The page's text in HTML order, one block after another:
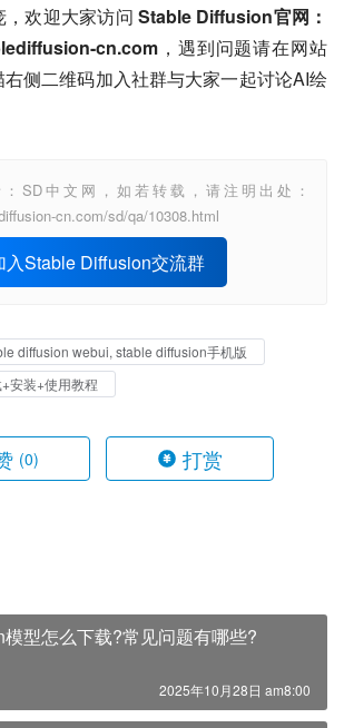
欢迎大家访问 Stable Diffusion官网：
cn.com ，遇到问题请在网站
侧二维码加入社群与大家一起讨论AI绘
SD中文网，如若转载，请注明出处：
cn.com/sd/qa/10308.html
入Stable Diffusion交流群
diffusion webui, stable diffusion手机版
安装+使用教程
(0) 打赏
型怎么下载?常见问题有哪些?
2025年10月28日 am8:00